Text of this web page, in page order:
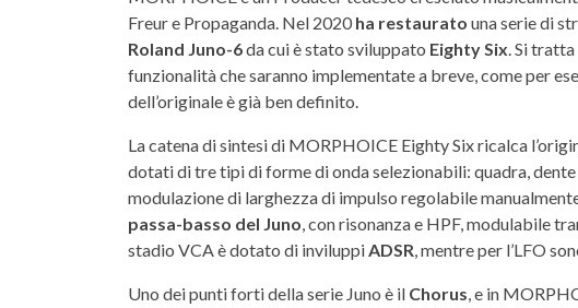
Freur e Propaganda. Nel 2020 ha restaurato una serie di
Roland Juno-6da cui è stato sviluppato Eighty Six. Si
funzionalità che saranno implementate a breve, come per
dell’originale è già ben definito.
La catena di sintesi di MORPHOICE Eighty Six ricalca
dotati di tre tipi di forme di onda selezionabili: quadra,
modulazione di larghezza di impulso regolabile
passa-basso del Juno, con risonanza e HPF, modulabile
stadio VCA è dotato di inviluppiADSR, mentre per l’LFO
Uno dei punti forti della serie Juno è il Chorus, e in